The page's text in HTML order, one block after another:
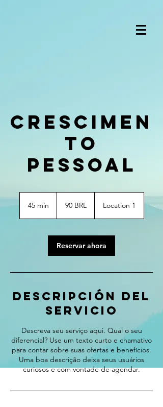
Crescimen
to
Pessoal
45 min
m
n
brasileños
90 BRL Location 1
Reservar ahora
Descripción del
servicio
Descreva seu serviço aqui. Qual o seu
diferencial? Use um texto curto e chamativo
para contar sobre suas ofertas e benefícios.
Uma boa descrição deixa seus usuários
curiosos e com vontade de agendar.